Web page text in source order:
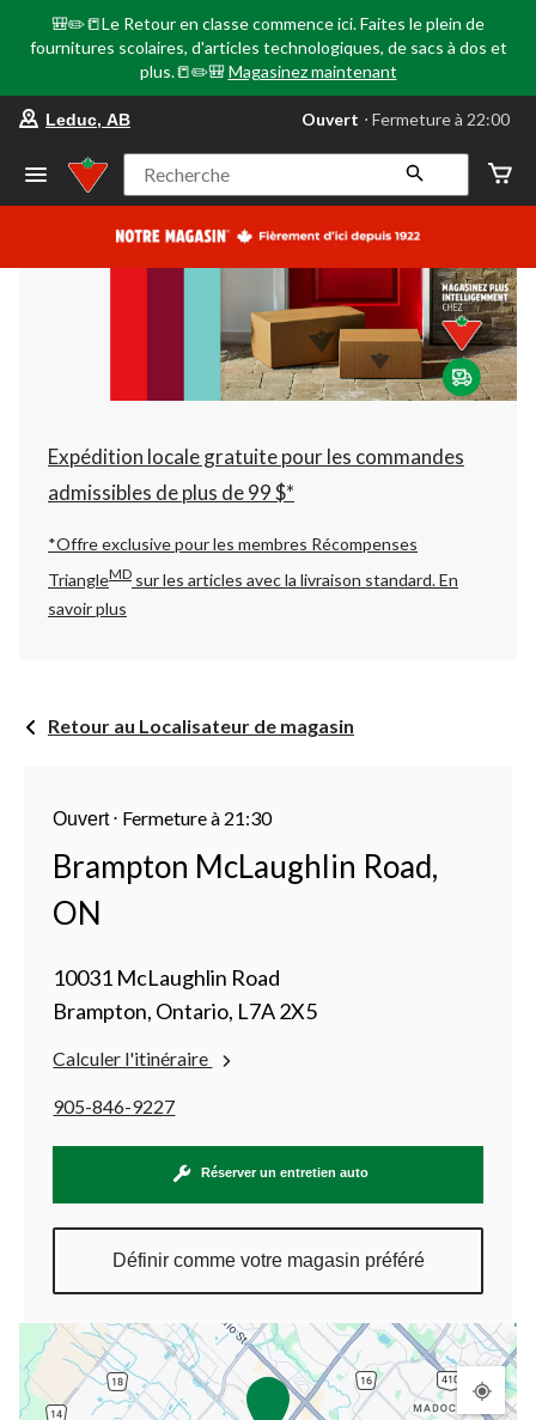
🎒✏️📒Le Retour en classe commence ici. Faites le plein de
fournitures scolaires, d'articles technologiques, de sacs à dos et
plus.📒✏️🎒 Magasinez maintenant
votre
préféré
Leduc,
AB,
courament
Fermeture
à
22:00
cliquer
pour
changer
Leduc, AB Ouvert ⋅ Fermeture à 22:00
Recherche
Expédition locale gratuite pour les commandes
admissibles de plus de 99 $*
*Offre exclusive pour les membres Récompenses
TriangleMD sur les articles avec la livraison standard.En
savoir plus
Retour au Localisateur de magasin
Ouvert⋅ Fermeture à 21:30
Brampton McLaughlin Road,
ON
10031 McLaughlin Road
Brampton, Ontario, L7A 2X5
Calculer l'itinéraire
905-846-9227
Réserver un entretien auto
Définir comme votre magasin préféré